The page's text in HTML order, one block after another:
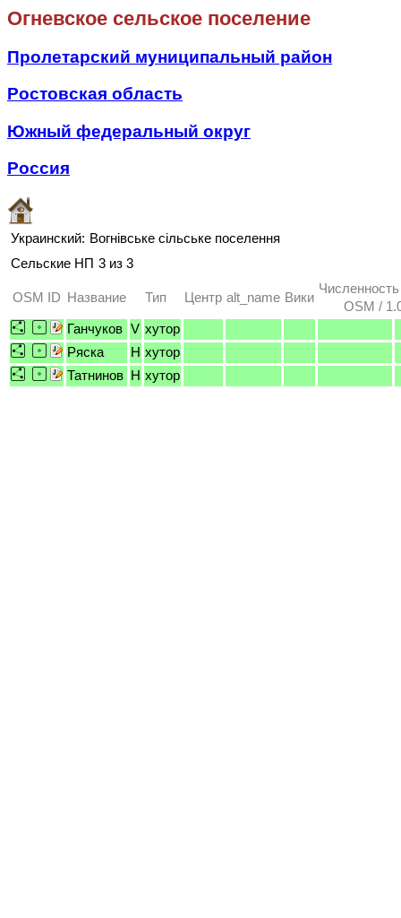
Огневское сельское поселение
Пролетарский муниципальный район
Ростовская область
Южный федеральный округ
Россия
Украинский: Вогнівське сільське поселення
Сельские НП 3 из 3
OSM ID Название Тип Центр alt_name Вики
OSM /
Ганчуков V хутор
Ряска
H хутор
Татнинов H хутор